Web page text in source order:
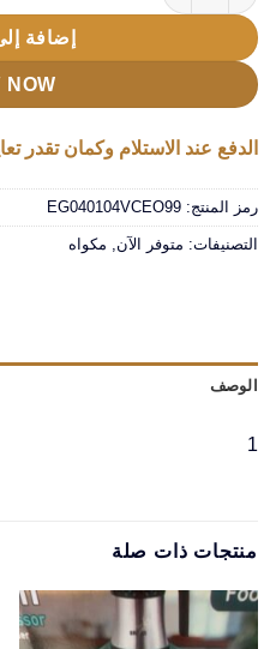
إضافة
NOW
الدفع عند الاستلام وكمان تقدر
رمز المنتج: EG040104VCEO99
التصنيفات: متوفر الآن, مكواه
الوصف
1
منتجات ذات صلة